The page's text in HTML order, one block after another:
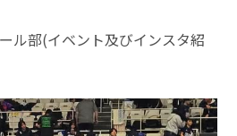
ル部(イベント及びインスタ紹